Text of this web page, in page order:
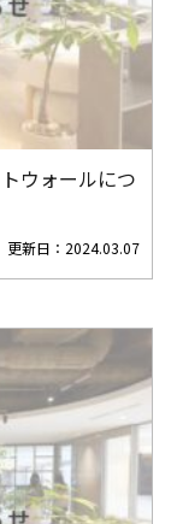
ウォールにつ
更新日： 2024.03.07